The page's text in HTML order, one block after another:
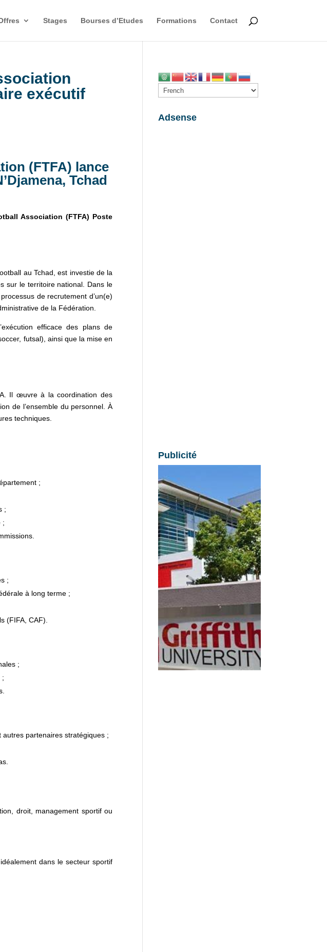
Stages Bourses d’Etudes Formations Contact
exécutif
(FTFA) lance
Tchad
Association (FTFA) Poste
au Tchad, est investie de la
sur le territoire national. Dans le
de recrutement d’un(e)
de la Fédération.
efficace des plans de
futsal), ainsi que la mise en
Il œuvre à la coordination des
de l’ensemble du personnel. À
techniques.
;
;
;
;
à long terme ;
(FIFA, CAF).
;
;
autres partenaires stratégiques ;
droit, management sportif ou
dans le secteur sportif
Adsense
Publicité